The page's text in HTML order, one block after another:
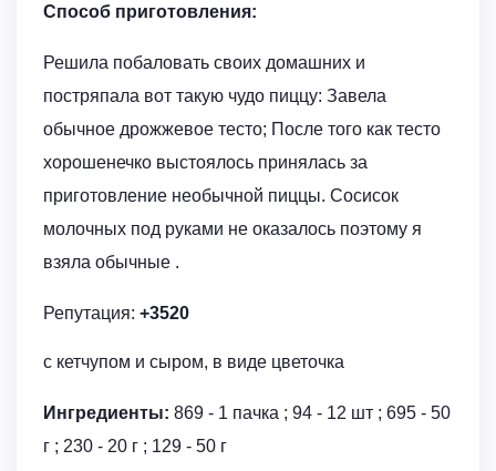
Способ приготовления:
Решила побаловать своих домашних и
постряпала вот такую чудо пиццу: Завела
обычное дрожжевое тесто; После того как тесто
хорошенечко выстоялось принялась за
приготовление необычной пиццы. Сосисок
молочных под руками не оказалось поэтому я
взяла обычные .
Репутация: +3520
с кетчупом и сыром, в виде цветочка
Ингредиенты: 869 - 1 пачка ; 94 - 12 шт ; 695 - 50
г ; 230 - 20 г ; 129 - 50 г